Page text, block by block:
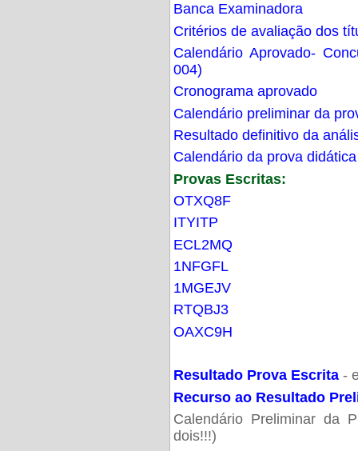
Banca Examinadora
Critérios de avaliação dos
Calendário Aprovado-
004)
Cronograma aprovado
Calendário preliminar da
Resultado definitivo da
Calendário da prova didática
Provas Escritas:
OTXQ8F
ITYITP
ECL2MQ
1NFGFL
1MGEJV
RTQBJ3
OAXC9H
Resultado Prova Escrita -
Recurso ao Resultado
Calendário Preliminar da
dois!!!)